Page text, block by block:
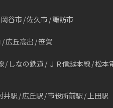
岡谷市 佐久市 諏訪市
広丘高出 笹賀
しなの鉄道 ＪＲ信越本線 松本
井駅 広丘駅 市役所前駅 上田駅